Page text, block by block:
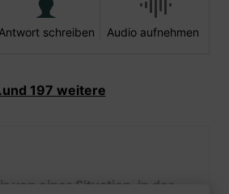
Antwort schreiben Audio aufnehmen
197 weitere
von einer Situation, in der